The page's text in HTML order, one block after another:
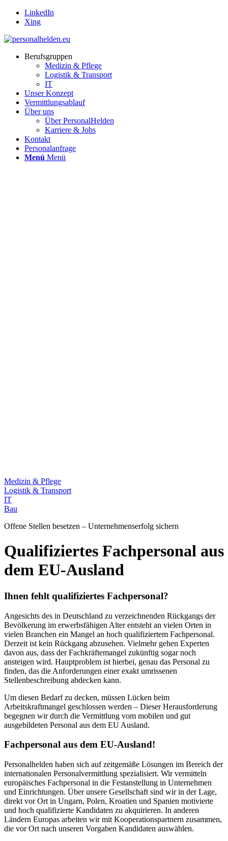
LinkedIn
Xing
Berufsgruppen
Medizin & Pflege
Logistik & Transport
IT
Unser Konzept
Vermittlungsablauf
Über uns
Über PersonalHelden
Karriere & Jobs
Kontakt
Personalanfrage
Menü Menü
Medizin & Pflege
Logistik & Transport
IT
Bau
Offene Stellen besetzen – Unternehmenserfolg sichern
Qualifiziertes Fachpersonal aus
dem EU-Ausland
Ihnen fehlt qualifiziertes Fachpersonal?
Angesichts des in Deutschland zu verzeichnenden Rückgangs der
Bevölkerung im erwerbsfähigen Alter entsteht an vielen Orten in
vielen Branchen ein Mangel an hoch qualifiziertem Fachpersonal.
Derzeit ist kein Rückgang abzusehen. Vielmehr gehen Experten
davon aus, dass der Fachkräftemangel zukünftig sogar noch
ansteigen wird. Hauptproblem ist hierbei, genau das Personal zu
finden, das die Anforderungen einer exakt umrissenen
Stellenbeschreibung abdecken kann.
Um diesen Bedarf zu decken, müssen Lücken beim
Arbeitskraftmangel geschlossen werden – Dieser Herausforderung
begegnen wir durch die Vermittlung vom mobilen und gut
ausgebildeten Personal aus dem EU Ausland.
Fachpersonal aus dem EU-Ausland!
Personalhelden haben sich auf zeitgemäße Lösungen im Bereich der
internationalen Personalvermittlung spezialisiert. Wir vermitteln
europäisches Fachpersonal in die Festanstellung in Unternehmen
und Einrichtungen. Über unsere Gesellschaft sind wir in der Lage,
direkt vor Ort in Ungarn, Polen, Kroatien und Spanien motivierte
und hoch qualifizierte Kandidaten zu akquirieren. In anderen
Ländern Europas arbeiten wir mit Kooperationspartnern zusammen,
die vor Ort nach unseren Vorgaben Kandidaten auswählen.